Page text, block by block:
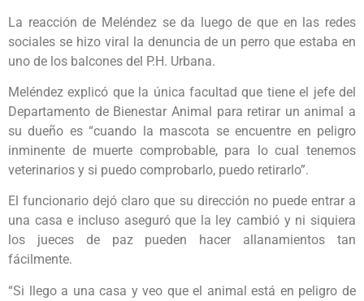
La reacción de Meléndez se da luego de que en las redes
sociales se hizo viral la denuncia de un perro que estaba en
uno de los balcones del P.H. Urbana.
Meléndez explicó que la única facultad que tiene el jefe del
Departamento de Bienestar Animal para retirar un animal a
su dueño es “cuando la mascota se encuentre en peligro
inminente de muerte comprobable, para lo cual tenemos
veterinarios y si puedo comprobarlo, puedo retirarlo”.
El funcionario dejó claro que su dirección no puede entrar a
una casa e incluso aseguró que la ley cambió y ni siquiera
los jueces de paz pueden hacer allanamientos tan
fácilmente.
“Si llego a una casa y veo que el animal está en peligro de